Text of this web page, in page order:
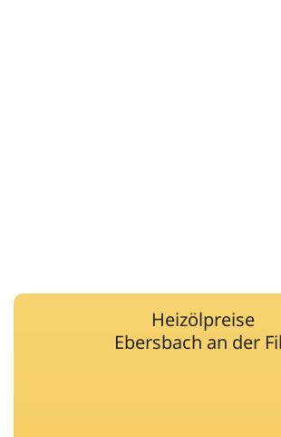
Heizölpreise
Ebersbach an der